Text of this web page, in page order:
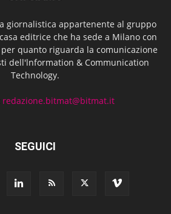
giornalistica appartenente al gruppo
editrice che ha sede a Milano con
quanto riguarda la comunicazione
dell'lnformation & Communication
Technology.
redazione.bitmat@bitmat.it
SEGUICI